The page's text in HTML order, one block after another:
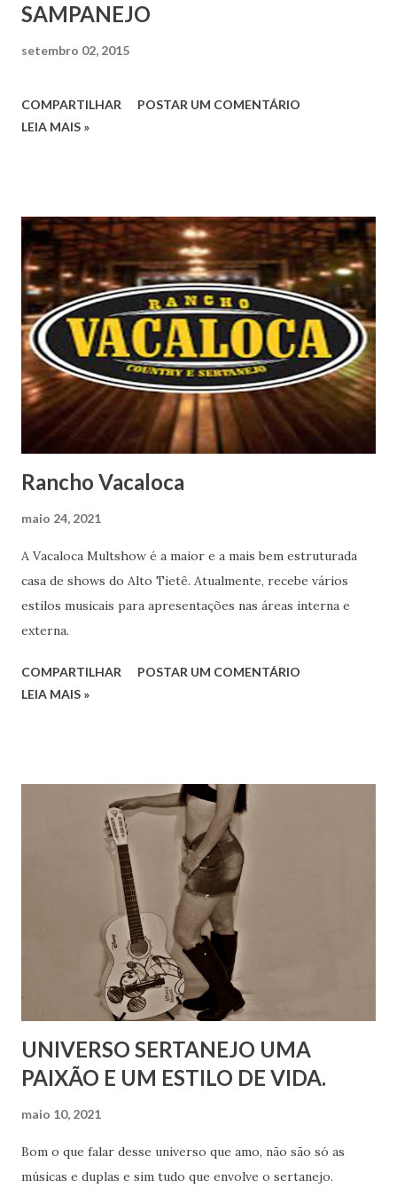
SAMPANEJO
setembro 02, 2015
COMPARTILHAR
POSTAR UM COMENTÁRIO
LEIA MAIS »
Rancho Vacaloca
maio 24, 2021
A Vacaloca Multshow é a maior e a mais bem estruturada
casa de shows do Alto Tietê. Atualmente, recebe vários
estilos musicais para apresentações nas áreas interna e
externa.
COMPARTILHAR
POSTAR UM COMENTÁRIO
LEIA MAIS »
UNIVERSO SERTANEJO UMA
PAIXÃO E UM ESTILO DE VIDA.
maio 10, 2021
Bom o que falar desse universo que amo, não são só as
músicas e duplas e sim tudo que envolve o sertanejo.